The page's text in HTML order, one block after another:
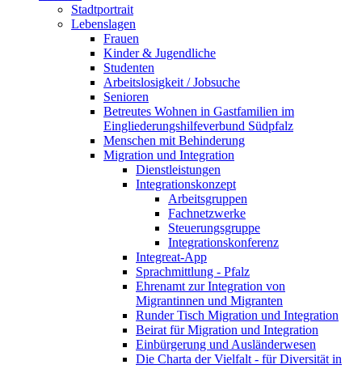
Stadtportrait
Lebenslagen
Frauen
Kinder & Jugendliche
Studenten
Arbeitslosigkeit / Jobsuche
Senioren
Betreutes Wohnen in Gastfamilien im
Eingliederungshilfeverbund Südpfalz
Menschen mit Behinderung
Migration und Integration
Dienstleistungen
Integrationskonzept
Arbeitsgruppen
Fachnetzwerke
Steuerungsgruppe
Integrationskonferenz
Integreat-App
Sprachmittlung - Pfalz
Ehrenamt zur Integration von
Migrantinnen und Migranten
Runder Tisch Migration und Integration
Beirat für Migration und Integration
Einbürgerung und Ausländerwesen
Die Charta der Vielfalt - für Diversität in